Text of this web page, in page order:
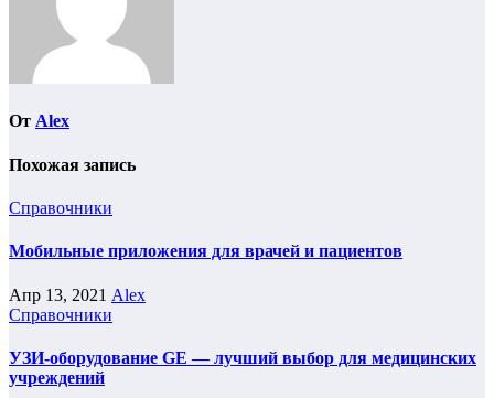
От Alex
Похожая запись
Справочники
Мобильные приложения для врачей и пациентов
Апр 13, 2021 Alex
Справочники
УЗИ-оборудование GE — лучший выбор для медицинских
учреждений